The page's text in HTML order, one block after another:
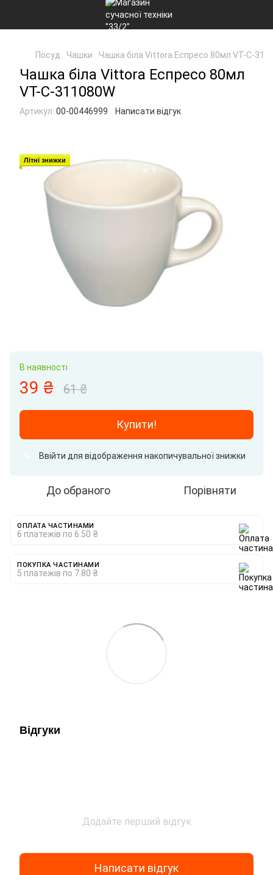
Посуд Чашки Чашка біла Vittora Еспресо 80мл VT-C-
Чашка біла Vittora Еспресо 80мл
VT-C-311080W
Артикул: 00-00446999 Написати відгук
Літні знижки
В наявності
39 ₴ 61 ₴
Купити!
Ввійти для відображення накопичувальної знижки
До обраного Порівняти
ОПЛАТА ЧАСТИНАМИ
6 платежів по 6.50 ₴
ПОКУПКА ЧАСТИНАМИ
5 платежів по 7.80 ₴
Відгуки
Додайте перший відгук
Написати відгук